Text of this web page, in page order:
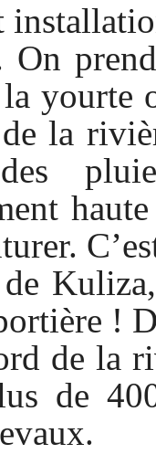
On
yourte
la
!
de la
de